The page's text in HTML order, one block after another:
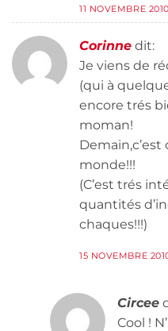
11 NOVEMBRE
Corinne dit:
Je viens de
(qui à
encore trés
moman!
monde!!!
(C’est trés
quantités
chaques!!!)
15 NOVEMBRE
Circee
Cool !